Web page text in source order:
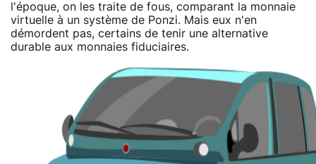
l'époque, on les traite de fous, comparant la monnaie
virtuelle à un système de Ponzi. Mais eux n'en
démordent pas, certains de tenir une alternative
durable aux monnaies fiduciaires.